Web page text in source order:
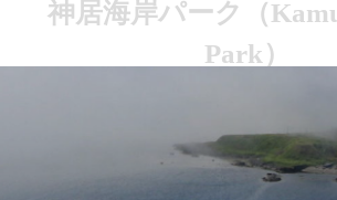
神居海岸パーク（
Park）